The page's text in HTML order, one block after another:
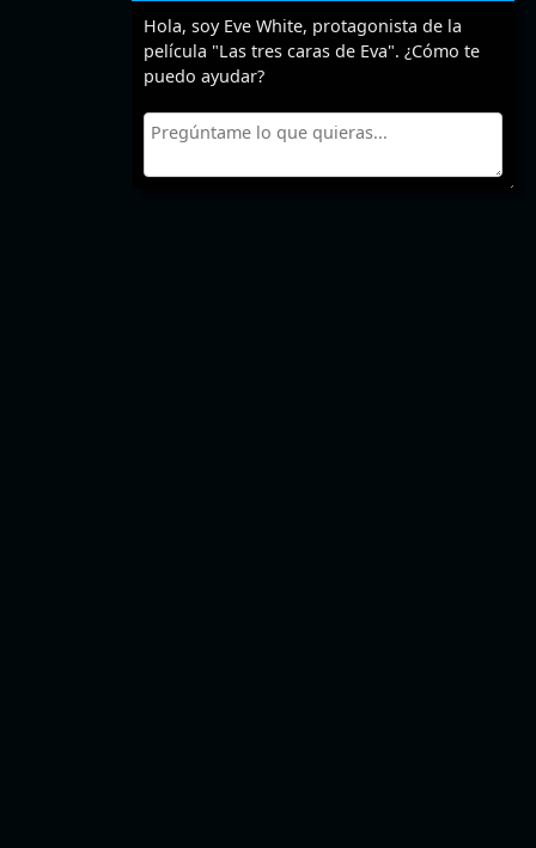
Hola, soy Eve White, protagonista de la
película "Las tres caras de Eva". ¿Cómo te
puedo ayudar?